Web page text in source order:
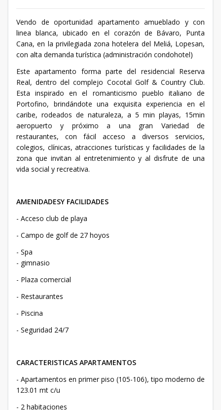
Vendo de oportunidad apartamento amueblado y con
linea blanca, ubicado en el corazón de Bávaro, Punta
Cana, en la privilegiada zona hotelera del Meliá, Lopesan,
con alta demanda turística (administración condohotel)
Este apartamento forma parte del residencial Reserva
Real, dentro del complejo Cocotal Golf & Country Club.
Esta inspirado en el romanticismo pueblo italiano de
Portofino, brindándote una exquisita experiencia en el
caribe, rodeados de naturaleza, a 5 min playas, 15min
aeropuerto y próximo a una gran Variedad de
restaurantes, con fácil acceso a diversos servicios,
colegios, clínicas, atracciones turísticas y facilidades de la
zona que invitan al entretenimiento y al disfrute de una
vida social y recreativa.
AMENIDADESY FACILIDADES
- Acceso club de playa
- Campo de golf de 27 hoyos
- Spa
- gimnasio
- Plaza comercial
- Restaurantes
- Piscina
- Seguridad 24/7
CARACTERISTICAS APARTAMENTOS
- Apartamentos en primer piso (105-106), tipo moderno de
123.01 mt c/u
- 2 habitaciones